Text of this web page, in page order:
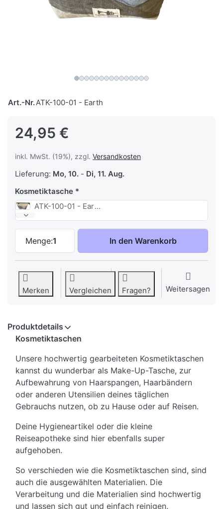
Art.-Nr.ATK-100-01 - Earth
24,95 €
inkl. MwSt. (19%), zzgl. Versandkosten
Lieferung: Mo, 10. - Di, 11. Aug.
Kosmetiktasche
ATK-100-01 - Earth
Menge:1
Kosmetiktaschen zu 24,95 €, Menge 1.
In den Warenkorb
Merken Vergleichen Fragen? Weitersagen
Produktdetails
Kosmetiktaschen
Unsere hochwertig gearbeiteten Kosmetiktaschen
kannst du wunderbar als Make-Up-Tasche, zur
Aufbewahrung von Haarspangen, Haarbändern
oder anderen Utensilien deines täglichen
Gebrauchs nutzen, ob zu Hause oder auf Reisen.
Deine Hygieneartikel oder die kleine
Reiseapotheke sind hier ebenfalls super
aufgehoben.
So verschieden wie die Kosmetiktaschen sind, sind
auch die ausgewählten Materialien. Die
Verarbeitung und die Materialien sind hochwertig
und lassen sich gut und einfach reinigen.